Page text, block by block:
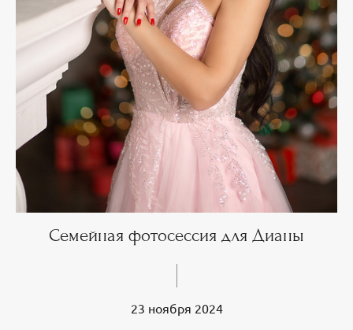
Семейная фотосессия для Дианы
23 ноября 2024